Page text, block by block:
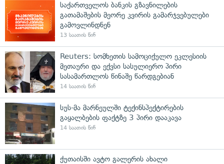
საქართველოს ბანკის გზავნილების
გათამაშების მეორე კვირის გამარჯვებულები
გამოვლინდნენ
13 საათის წინ
Reuters: სომხეთის სამოციქულო ეკლესიის
მეთაური და ექვსი სასულიერო პირი
სასამართლოს წინაშე წარდგებიან
14 საათის წინ
სუს-მა მარნეულში ტექინსპექტირების
გაყალბების ფაქტზე 3 პირი დააკავა
14 საათის წინ
ქუთაისში ავტო გალერის ახალი